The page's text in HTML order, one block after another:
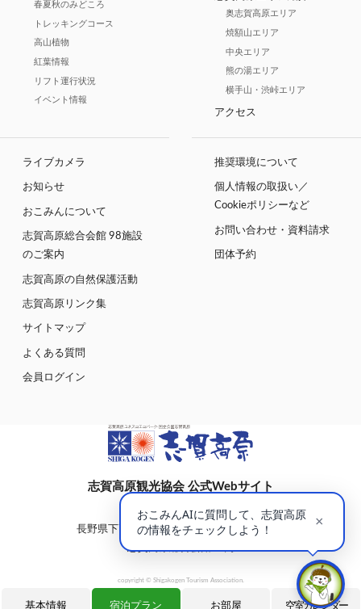
基本情報 宿泊プラン お部屋 空室カレンダー
春夏秋のみどころ
トレッキングコース
高山植物
紅葉情報
リフト運行状況
イベント情報
奥志賀高原エリア
焼額山エリア
中央エリア
熊の湯エリア
横手山・渋峠エリア
アクセス
ライブカメラ
お知らせ
おこみんについて
志賀高原総合会館 98施設
のご案内
志賀高原の自然保護活動
志賀高原リンク集
サイトマップ
よくある質問
会員ログイン
推奨環境について
個人情報の取扱い／
Cookieポリシーなど
お問い合わせ・資料請求
団体予約
志賀高原観光協会 公式Webサイト
〒381-0401
長野県下高井郡山ノ内町大字平穏7148(蓮池)
志賀高原総合会館98内
copyright © Shigakogen Tourism Association.